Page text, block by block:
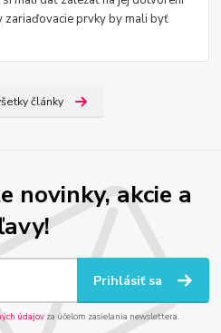
zariaďovacie prvky by mali byť
články
novinky, akcie a
Prihlásiť sa
údajov za účelom zasielania newslettera.